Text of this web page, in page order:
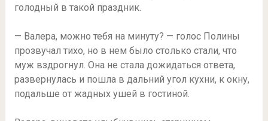
голодный в такой праздник.
— Валера, можно тебя на минуту? — голос Полины
прозвучал тихо, но в нем было столько стали, что
муж вздрогнул. Она не стала дожидаться ответа,
развернулась и пошла в дальний угол кухни, к окну,
подальше от жадных ушей в гостиной.